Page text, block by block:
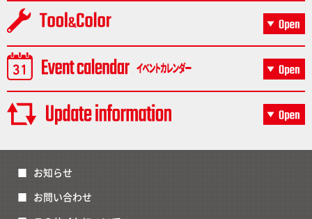
お知らせ
お問い合わせ